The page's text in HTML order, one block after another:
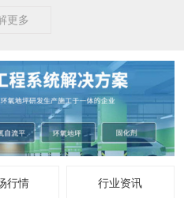
更多
行情 行业资讯